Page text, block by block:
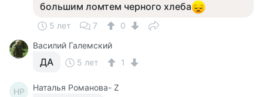
большим ломтем черного хлеба
5 лет 7
0
Василий Галемский
ДА 5 лет 1
НР Наталья Романова- Z